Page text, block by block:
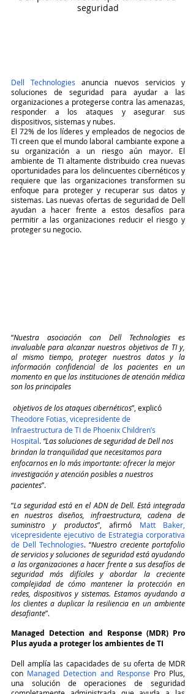
seguridad
Dell Technologies anuncia nuevos servicios y
soluciones de seguridad para ayudar a las
organizaciones a protegerse contra las amenazas,
responder a los ataques y asegurar sus
dispositivos, sistemas y nubes.
El 72% de los líderes y empleados de negocios de
TI creen que el mundo laboral cambiante expone a
su organización a un riesgo aún mayor. El
ambiente de TI altamente distribuido crea nuevas
oportunidades para los delincuentes cibernéticos y
requiere que las organizaciones transformen su
enfoque para proteger y recuperar sus datos y
sistemas. Las nuevas ofertas de seguridad de Dell
ayudan a hacer frente a estos desafíos para
permitir a las organizaciones reducir el riesgo y
proteger su negocio.
“Nuestra asociación con Dell Technologies es
invaluable para alcanzar nuestros objetivos de TI y,
al mismo tiempo, proteger nuestros datos y la
información confidencial de los pacientes en un
momento en que las instituciones de atención médica
son los principales
objetivos de los ataques cibernéticos”, explicó
Theodore Fotias, vicepresidente de
Infraestructura de TI de Phoenix Children’s
Hospital. “Las soluciones de seguridad de Dell nos
brindan la tranquilidad que necesitamos para
enfocarnos en lo más importante: ofrecer la mejor
investigación y atención posibles a nuestros
pacientes”.
“La seguridad está en el ADN de Dell. Está integrada
en nuestros diseños, infraestructura, cadena de
suministro y productos”, afirmó Matt Baker,
vicepresidente ejecutivo de Estrategia corporativa
de Dell Technologies. “Nuestro creciente portafolio
de servicios y soluciones de seguridad está ayudando
a las organizaciones a hacer frente a sus desafíos de
seguridad más difíciles y abordar la creciente
complejidad de cómo mantener la protección en
redes, dispositivos y sistemas. Estamos ayudando a
los clientes a duplicar la resiliencia en un ambiente
desafiante”.
Managed Detection and Response (MDR) Pro
Plus ayuda a proteger los ambientes de TI
Dell amplía las capacidades de su oferta de MDR
con Managed Detection and Response Pro Plus,
una solución de operaciones de seguridad